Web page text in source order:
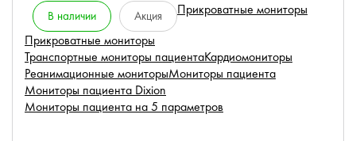
В наличии Акция
Прикроватные мониторы
Прикроватные мониторы
Транспортные мониторы пациентаКардиомониторы
Реанимационные мониторыМониторы пациента
Мониторы пациента Dixion
Мониторы пациента на 5 параметров